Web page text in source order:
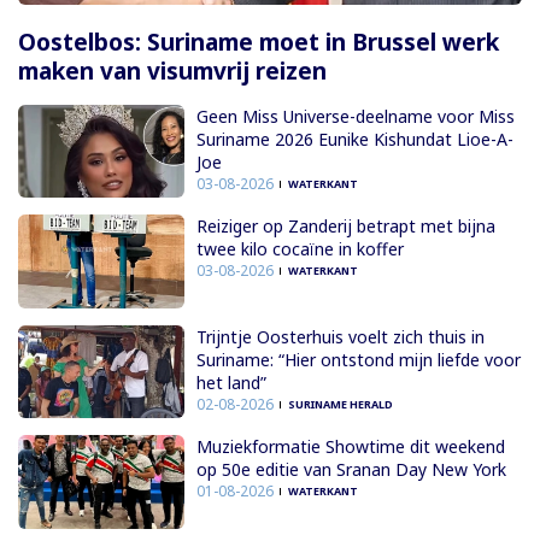
Oostelbos: Suriname moet in Brussel werk
maken van visumvrij reizen
Geen Miss Universe-deelname voor Miss
Suriname 2026 Eunike Kishundat Lioe-A-
Joe
03-08-2026 WATERKANT
Reiziger op Zanderij betrapt met bijna
twee kilo cocaïne in koffer
03-08-2026 WATERKANT
Trijntje Oosterhuis voelt zich thuis in
Suriname: “Hier ontstond mijn liefde voor
het land”
02-08-2026 SURINAME HERALD
Muziekformatie Showtime dit weekend
op 50e editie van Sranan Day New York
01-08-2026 WATERKANT